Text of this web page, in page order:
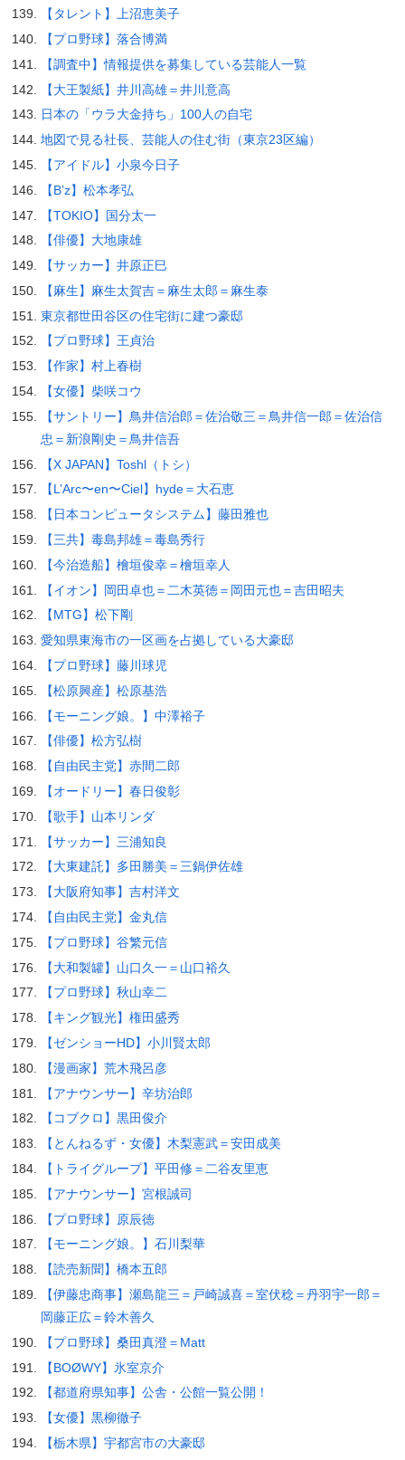
【タレント】上沼恵美子
【プロ野球】落合博満
【調査中】情報提供を募集している芸能人一覧
【大王製紙】井川高雄＝井川意高
日本の「ウラ大金持ち」100人の自宅
地図で見る社長、芸能人の住む街（東京23区編）
【アイドル】小泉今日子
【B’z】松本孝弘
【TOKIO】国分太一
【俳優】大地康雄
【サッカー】井原正巳
【麻生】麻生太賀吉＝麻生太郎＝麻生泰
東京都世田谷区の住宅街に建つ豪邸
【プロ野球】王貞治
【作家】村上春樹
【女優】柴咲コウ
【サントリー】鳥井信治郎＝佐治敬三＝鳥井信一郎＝佐治信
忠＝新浪剛史＝鳥井信吾
【X JAPAN】Toshl（トシ）
【L’Arc〜en〜Ciel】hyde＝大石恵
【日本コンピュータシステム】藤田雅也
【三共】毒島邦雄＝毒島秀行
【今治造船】檜垣俊幸＝檜垣幸人
【イオン】岡田卓也＝二木英徳＝岡田元也＝吉田昭夫
【MTG】松下剛
愛知県東海市の一区画を占拠している大豪邸
【プロ野球】藤川球児
【松原興産】松原基浩
【モーニング娘。】中澤裕子
【俳優】松方弘樹
【自由民主党】赤間二郎
【オードリー】春日俊彰
【歌手】山本リンダ
【サッカー】三浦知良
【大東建託】多田勝美＝三鍋伊佐雄
【大阪府知事】吉村洋文
【自由民主党】金丸信
【プロ野球】谷繁元信
【大和製罐】山口久一＝山口裕久
【プロ野球】秋山幸二
【キング観光】権田盛秀
【ゼンショーHD】小川賢太郎
【漫画家】荒木飛呂彦
【アナウンサー】辛坊治郎
【コブクロ】黒田俊介
【とんねるず・女優】木梨憲武＝安田成美
【トライグループ】平田修＝二谷友里恵
【アナウンサー】宮根誠司
【プロ野球】原辰徳
【モーニング娘。】石川梨華
【読売新聞】橋本五郎
【伊藤忠商事】瀬島龍三＝戸崎誠喜＝室伏稔＝丹羽宇一郎＝
岡藤正広＝鈴木善久
【プロ野球】桑田真澄＝Matt
【BOØWY】氷室京介
【都道府県知事】公舎・公館一覧公開！
【女優】黒柳徹子
【栃木県】宇都宮市の大豪邸